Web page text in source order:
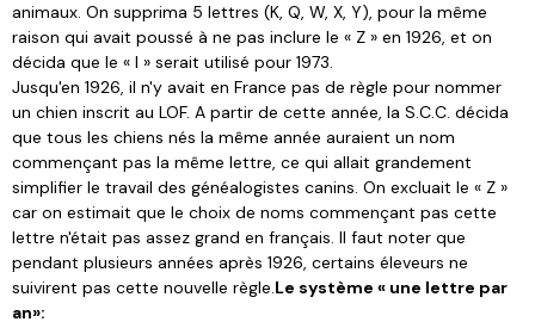
animaux. On supprima 5 lettres (K, Q, W, X, Y), pour la même
raison qui avait poussé à ne pas inclure le « Z » en 1926, et on
décida que le « I » serait utilisé pour 1973.
Jusqu'en 1926, il n'y avait en France pas de règle pour nommer
un chien inscrit au LOF. A partir de cette année, la S.C.C. décida
que tous les chiens nés la même année auraient un nom
commençant pas la même lettre, ce qui allait grandement
simplifier le travail des généalogistes canins. On excluait le « Z »
car on estimait que le choix de noms commençant pas cette
lettre n'était pas assez grand en français. Il faut noter que
pendant plusieurs années après 1926, certains éleveurs ne
suivirent pas cette nouvelle règle.Le système « une lettre par
an»: